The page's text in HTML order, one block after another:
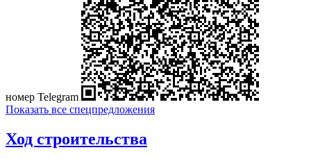
номер Telegram
Показать все спецпредложения
Ход строительства